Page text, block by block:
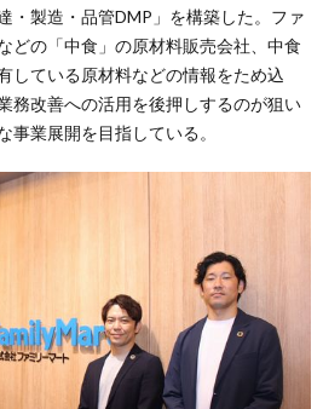
・製造・品管DMP」を構築した。ファ
どの「中食」の原材料販売会社、中食
している原材料などの情報をため込
務改善への活用を後押しするのが狙い
事業展開を目指している。